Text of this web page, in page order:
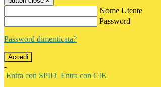
Nome Utente
Password
Password dimenticata?
-
Entra con SPID Entra con CIE